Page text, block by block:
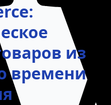
из
времени